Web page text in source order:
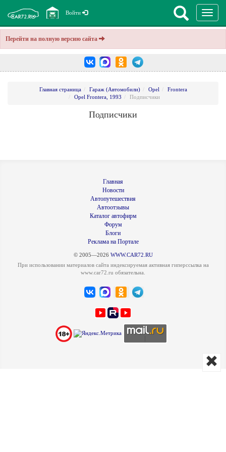
Перейти на полную версию сайта
Войти
Главная страница Гараж (Автомобили) Opel
Frontera
Opel Frontera, 1993
Подписчики
Подписчики
Главная
Новости
Автопутешествия
Автоотзывы
Каталог автофирм
Форум
Блоги
Реклама на Портале
© 2005—2026 WWW.CAR72.RU
При использовании материалов сайта индексируемая активная гиперссылка на
www.car72.ru обязательна.